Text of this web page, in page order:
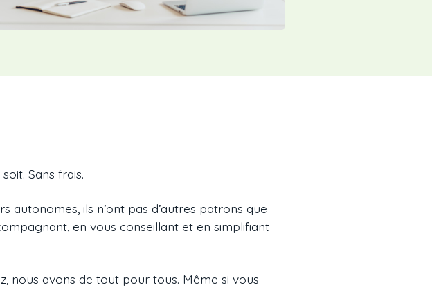
Sans frais.
autonomes, ils n’ont pas d’autres patrons que
en vous conseillant et en simplifiant
nous avons de tout pour tous. Même si vous